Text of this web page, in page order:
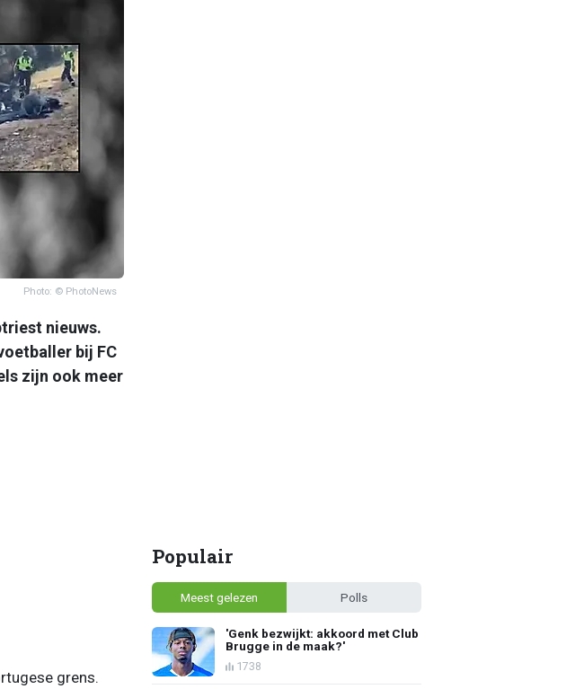
Photo: © PhotoNews
nieuws.
bij FC
zijn ook meer
grens.
Populair
Meest gelezen Polls
'Genk bezwijkt: akkoord met Club
Brugge in de maak?'
1738